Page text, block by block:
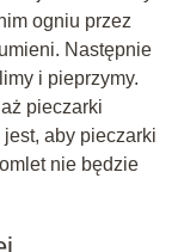
ogniu przez
Następnie
i pieprzymy.
pieczarki
aby pieczarki
nie będzie